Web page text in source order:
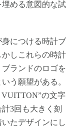
める意図的な試
につける時計ブ
しこれらの時計
ランドのロゴを
う願望がある。
の文字
3回も大きく刻
たデザインにし